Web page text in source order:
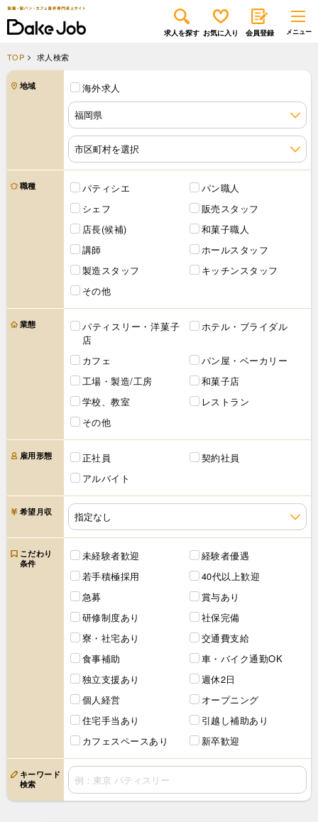
求人を探す お気に入り 会員登録
TOP 求人検索
地域 海外求人
職種 パティシエ
パン職人
シェフ
販売スタッフ
店長(候補)
和菓子職人
講師
ホールスタッフ
製造スタッフ
キッチンスタッフ
その他
業態
パティスリー・洋菓子
店
ホテル・ブライダル
カフェ
パン屋・ベーカリー
工場・製造/工房
和菓子店
学校、教室
レストラン
その他
雇用形態 正社員
契約社員
アルバイト
希望月収
こだわり
条件
未経験者歓迎
経験者優遇
若手積極採用
40代以上歓迎
急募
賞与あり
研修制度あり
社保完備
寮・社宅あり
交通費支給
食事補助
車・バイク通勤OK
独立支援あり
週休2日
個人経営
オープニング
住宅手当あり
引越し補助あり
カフェスペースあり
新卒歓迎
キーワード
検索